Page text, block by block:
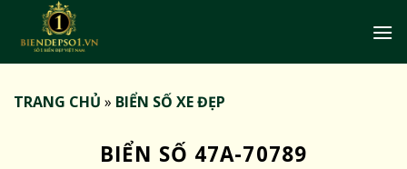
TRANG CHỦ » BIỂN SỐ XE ĐẸP
BIỂN SỐ 47A-70789